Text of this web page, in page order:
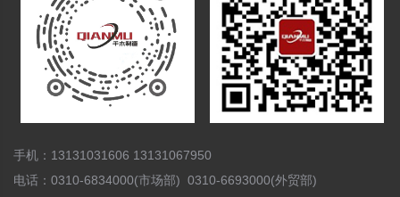
手机：13131031606 13131067950
电话：0310-6834000(市场部) 0310-6693000(外贸部)